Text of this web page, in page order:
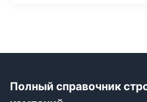
Полный справочник